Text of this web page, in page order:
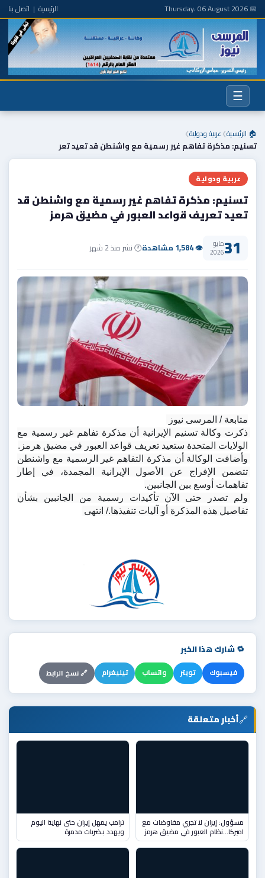
📅 Thursday، 06 August 2026 الرئيسية | اتصل بنا
☰
🏠 الرئيسية❯عربية ودولية❯
تسنيم: مذكرة تفاهم غير رسمية مع واشنطن قد تعيد تعر
عربية ودولية
تسنيم: مذكرة تفاهم غير رسمية مع واشنطن قد
تعيد تعريف قواعد العبور في مضيق هرمز
31مايو
2026 👁 1,584 مشاهدة 🕐 نشر منذ 2 شهر
متابعة / المرسى نيوز
الولايات المتحدة ستعيد تعريف قواعد العبور في مضيق هرمز.
تفاهمات أوسع بين الجانبين.
تفاصيل هذه المذكرة أو آليات تنفيذها./ انتهى
🔁 شارك هذا الخبر
فيسبوك تويتر واتساب تيليغرام 🔗 نسخ الرابط
🔗أخبار متعلقة
مسؤول: إيران لا تجري مفاوضات مع
اميركا...نظام العبور في مضيق هرمز
ترامب يمهل إيران حتى نهاية اليوم
ويهدد بـضربات مدمرة